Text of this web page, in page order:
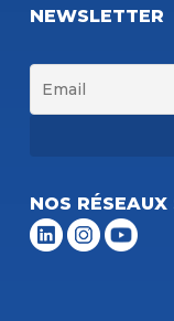
NEWSLETTER
NOS RÉSEAUX